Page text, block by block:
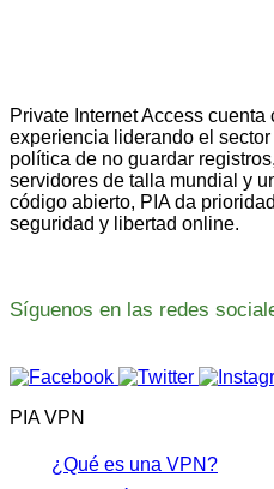
Private Internet Access
experiencia liderando el
política de no guardar
servidores de talla mundial y
código abierto, PIA da
seguridad y libertad online.
Síguenos en las redes
PIA VPN
¿Qué es una VPN?